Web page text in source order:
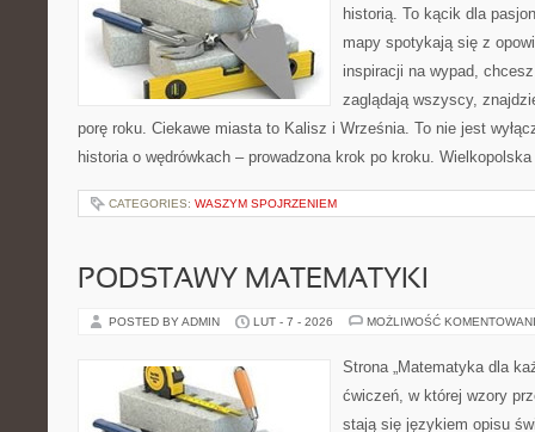
historią. To kącik dla
mapy spotykają się z
inspiracji na wypad,
zaglądają wszyscy,
porę roku. Ciekawe miasta to Kalisz i Września. To nie jest
historia o wędrówkach – prowadzona krok po kroku.
CATEGORIES: WASZYM SPOJRZENIEM
PODSTAWY MATEMATYKI
POSTED BY ADMIN LUT - 7 - 2026 MOŻLIWOŚĆ
Strona „Matematyka dla
ćwiczeń, w której wzory
stają się językiem opisu